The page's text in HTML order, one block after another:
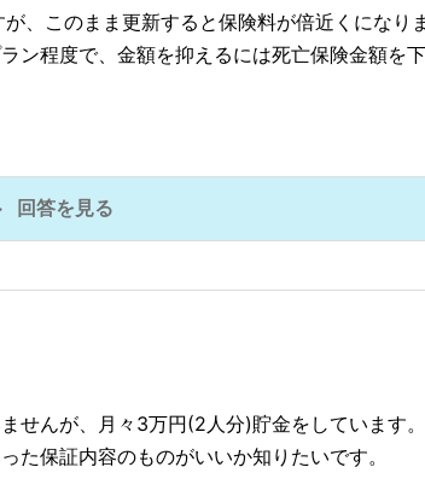
、このまま更新すると保険料が倍近くになり
ン程度で、金額を抑えるには死亡保険金額を
回答を見る
せんが、月々3万円(2人分)貯金をしています
た保証内容のものがいいか知りたいです。